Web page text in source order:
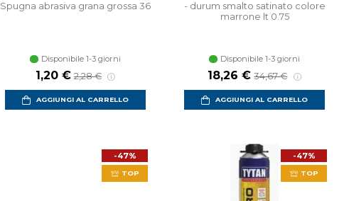
Spugna abrasiva grana grossa 36
Disponibile 1-3 giorni
Prezzo scontato
1,20 € Prezzo di listino
2,28 €
AGGIUNGI AL CARRELLO
- durum smalto satinato colore
marrone lt 0.75
Disponibile 1-3 giorni
Prezzo scontato
18,26 € Prezzo di listino
34,67 €
AGGIUNGI AL CARRELLO
-47%
TOP
-47%
TOP